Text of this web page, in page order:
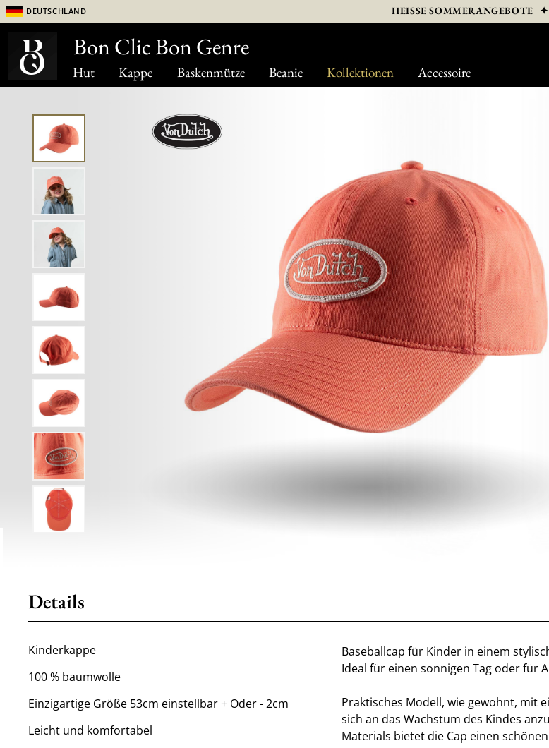
Hut Kappe Baskenmütze Beanie Kollektionen Accessoire
Deutschland HEISSE SOMMERANGEBOTE ✦
Details
Kinderkappe
100 % baumwolle
Einzigartige Größe 53cm einstellbar + Oder - 2cm
Leicht und komfortabel
Baseballcap für Kinder in einem
Ideal für einen sonnigen Tag oder für
Praktisches Modell, wie gewohnt, mit
sich an das Wachstum des Kindes
Materials bietet die Cap einen
Bon Clic Bon Genre